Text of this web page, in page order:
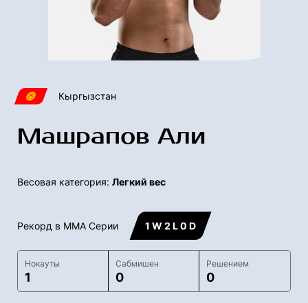
Кыргызстан
Машрапов Али
Весовая категория: Легкий вес
Рекорд в ММА Серии 1 W 2 L 0 D
Нокауты
1
Сабмишен
0
Решением
0